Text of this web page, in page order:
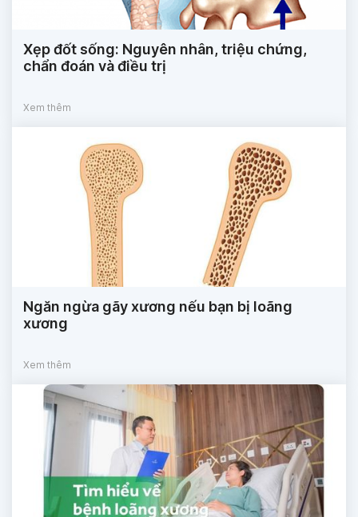
Xẹp đốt sống: Nguyên nhân, triệu chứng,
chẩn đoán và điều trị
Xem thêm
Ngăn ngừa gãy xương nếu bạn bị loãng
xương
Xem thêm